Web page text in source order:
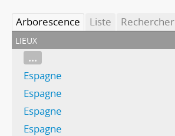
Arborescence Liste Rechercher
lieux
...
Espagne
Espagne
Espagne
Espagne